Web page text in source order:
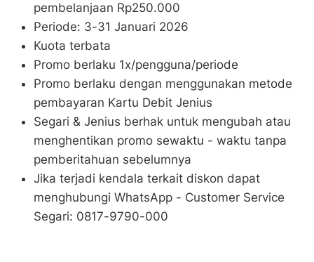
pembelanjaan Rp250.000
Periode: 3-31 Januari 2026
Kuota terbata
Promo berlaku 1x/pengguna/periode
Promo berlaku dengan menggunakan metode
pembayaran Kartu Debit Jenius
Segari & Jenius berhak untuk mengubah atau
menghentikan promo sewaktu - waktu tanpa
pemberitahuan sebelumnya
Jika terjadi kendala terkait diskon dapat
menghubungi WhatsApp - Customer Service
Segari: 0817-9790-000